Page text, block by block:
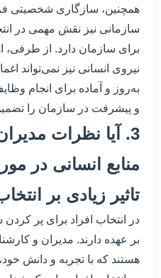
همچنین، سازگاری شخصیتی
سازمانی نیز نقش مهمی در
برای سازمان دارد. از
نیروی انسانی نیز نمی‌تواند
به‌روز و آماده برای انجام
و پیشرفت در سازمان را
3. آیا نظرات
منابع انسانی در
تاثیر زیادی بر
در انتخاب افراد برای پر
بر عهده دارند. مدیران و
هستند که با تجربه و دانش خود،